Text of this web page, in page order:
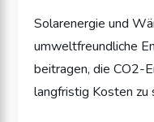
Solarenergie und
umweltfreundliche
beitragen, die CO2-
langfristig Kosten zu